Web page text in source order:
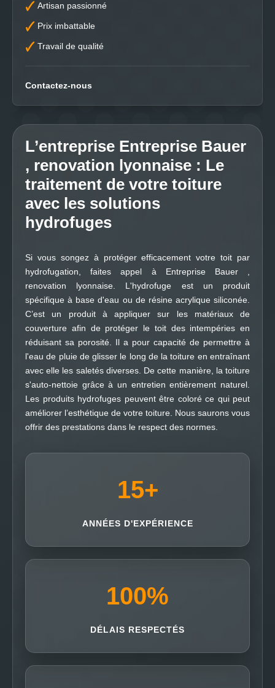
Artisan passionné
Prix imbattable
Travail de qualité
Contactez-nous
L’entreprise Entreprise Bauer
, renovation lyonnaise : Le
traitement de votre toiture
avec les solutions
hydrofuges
Si vous songez à protéger efficacement votre toit par
hydrofugation, faites appel à Entreprise Bauer ,
renovation lyonnaise. L'hydrofuge est un produit
spécifique à base d'eau ou de résine acrylique siliconée.
C’est un produit à appliquer sur les matériaux de
couverture afin de protéger le toit des intempéries en
réduisant sa porosité. Il a pour capacité de permettre à
l'eau de pluie de glisser le long de la toiture en entraînant
avec elle les saletés diverses. De cette manière, la toiture
s'auto-nettoie grâce à un entretien entièrement naturel.
Les produits hydrofuges peuvent être coloré ce qui peut
améliorer l’esthétique de votre toiture. Nous saurons vous
offrir des prestations dans le respect des normes.
15+
ANNÉES D'EXPÉRIENCE
100%
DÉLAIS RESPECTÉS